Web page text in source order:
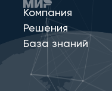
Компания
Решения
База знаний